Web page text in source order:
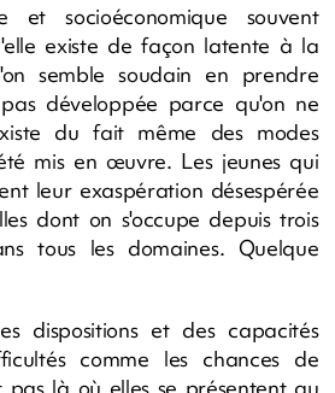
et socioéconomique souvent
existe de façon latente à la
semble soudain en prendre
développée parce qu'on ne
du fait même des modes
mis en œuvre. Les jeunes qui
leur exaspération désespérée
dont on s'occupe depuis trois
tous les domaines. Quelque
dispositions et des capacités
comme les chances de
pas là où elles se présentent au